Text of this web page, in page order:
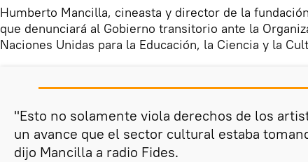
Humberto Mancilla, cineasta y director de la
que denunciará al Gobierno transitorio ante la
Naciones Unidas para la Educación, la Ciencia y la
"Esto no solamente viola derechos de los
un avance que el sector cultural estaba
dijo Mancilla a radio Fides.